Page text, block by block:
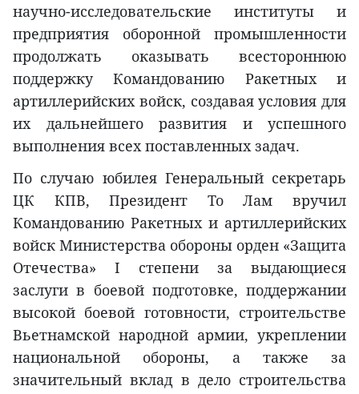
научно-исследовательские институты и
предприятия оборонной промышленности
продолжать оказывать всестороннюю
поддержку Командованию Ракетных и
артиллерийских войск, создавая условия для
их дальнейшего развития и успешного
выполнения всех поставленных задач.
По случаю юбилея Генеральный секретарь
ЦК КПВ, Президент То Лам вручил
Командованию Ракетных и артиллерийских
войск Министерства обороны орден «Защита
Отечества» I степени за выдающиеся
заслуги в боевой подготовке, поддержании
высокой боевой готовности, строительстве
Вьетнамской народной армии, укреплении
национальной обороны, а также за
значительный вклад в дело строительства